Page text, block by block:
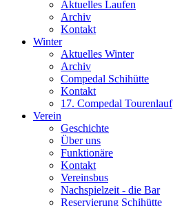
Aktuelles Laufen
Archiv
Kontakt
Winter
Aktuelles Winter
Archiv
Compedal Schihütte
Kontakt
17. Compedal Tourenlauf
Verein
Geschichte
Über uns
Funktionäre
Kontakt
Vereinsbus
Nachspielzeit - die Bar
Reservierung Schihütte